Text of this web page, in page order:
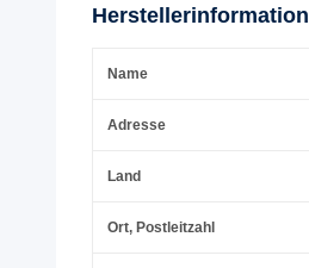
Schloss | Silber
Name
Adresse
Land
Ort, Postleitzahl